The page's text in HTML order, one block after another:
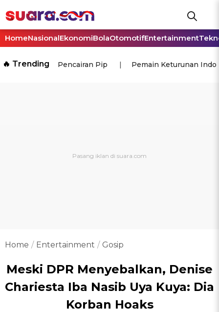
HomeNasionalEkonomiBolaOtomotifEntertainment
🔥 Trending Pencairan Pip Pemain Keturunan
Home Entertainment Gosip
Meski DPR Menyebalkan, Denise
Chariesta Iba Nasib Uya Kuya: Dia
Korban Hoaks